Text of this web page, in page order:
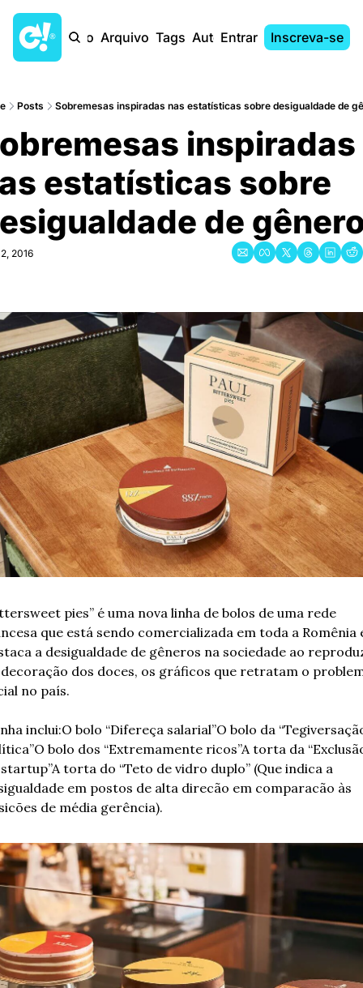
Início Arquivo Tags AutoresEntrar Inscreva-se
Posts Sobremesas inspiradas nas estatísticas sobre desigualdade de
inspiradas
estatísticas sobre
de
2016
pies” é uma nova linha de bolos de uma rede
que está sendo comercializada em toda a Romênia
a desigualdade de gêneros na sociedade ao
dos doces, os gráficos que retratam o
no país.
inclui:O bolo “Difereça salarial”O bolo da
O bolo dos “Extremamente ricos”A torta da
A torta do “Teto de vidro duplo” (Que indica a
em postos de alta direcão em comparacão às
de média gerência).